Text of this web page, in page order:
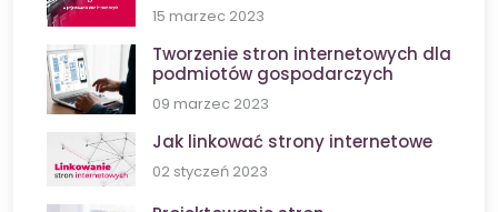
15 marzec 2023
Tworzenie stron internetowych dla
podmiotów gospodarczych
09 marzec 2023
Jak linkować strony internetowe
02 styczeń 2023